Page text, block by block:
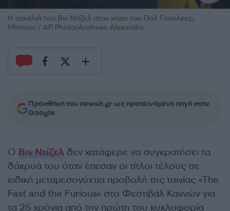
Η αγκαλιά του Βιν Ντίζελ στην κόρη του Πολ Γουόλκερ,
Μίντοου / AP Photo/Andreea Alexandru
Προσθήκη του newsit.gr ως προτεινόμενη πηγή στην
Google
Ο Βιν Ντίζελ δεν κατάφερε να συγκρατήσει τα
δάκρυά του όταν έπεσαν οι τίτλοι τέλους σε
ειδική μεταμεσονύχτια προβολή της ταινίας «The
Fast and the Furious» στο Φεστιβάλ Καννών για
τα 25 χρόνια από την πρώτη του κυκλοφορία